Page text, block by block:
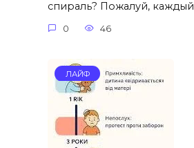
спираль? Пожалуй, каждый
0 46
ЛАЙФ